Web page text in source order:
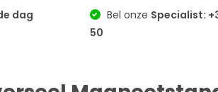
dag
Bel onze Specialist:
50